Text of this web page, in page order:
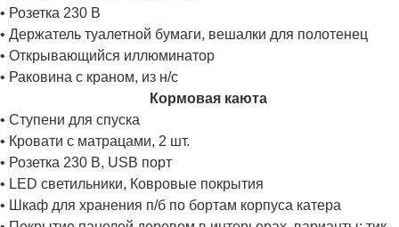
• Розетка 230 В
• Держатель туалетной бумаги, вешалки для полотенец
• Открывающийся иллюминатор
• Раковина с краном, из н/с
Кормовая каюта
• Ступени для спуска
• Кровати с матрацами, 2 шт.
• Розетка 230 В, USB порт
• LED светильники, Ковровые покрытия
• Шкаф для хранения п/б по бортам корпуса катера